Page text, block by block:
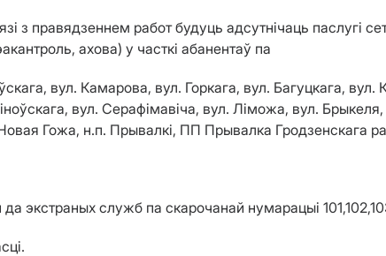
з правядзеннем работ будуць адсутнічаць паслугі
ахова) у часткі абанентаў па
вул. Камарова, вул. Горкага, вул. Багуцкага, вул.
вул. Серафімавіча, вул. Ліможа, вул.
Гожа, н.п. Прывалкі, ПП Прывалка Гродзенскага
экстраных служб па скарочанай нумарацыі